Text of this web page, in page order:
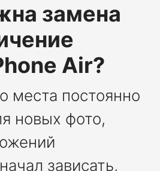
замена
Air?
места постоянно
новых фото,
зависать,